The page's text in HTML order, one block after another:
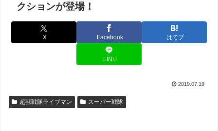
クションが登場！
X Facebook はてブ
LINE
2019.07.19
超獣戦隊ライブマン スーパー戦隊